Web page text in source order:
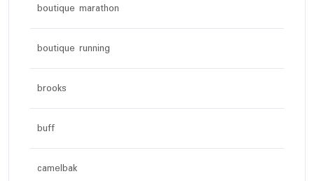
boutique marathon
boutique running
brooks
buff
camelbak